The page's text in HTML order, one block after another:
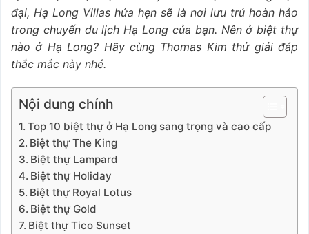
đại, Hạ Long Villas hứa hẹn sẽ là nơi lưu trú hoàn hảo
trong chuyến du lịch Hạ Long của bạn. Nên ở biệt thự
nào ở Hạ Long? Hãy cùng Thomas Kim thử giải đáp
thắc mắc này nhé.
Nội dung chính
Top 10 biệt thự ở Hạ Long sang trọng và cao cấp
Biệt thự The King
Biệt thự Lampard
Biệt thự Holiday
Biệt thự Royal Lotus
Biệt thự Gold
Biệt thự Tico Sunset